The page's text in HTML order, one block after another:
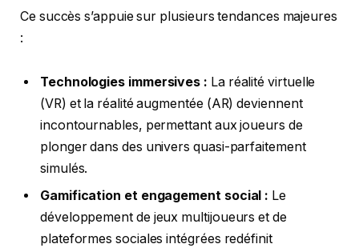
Ce succès s’appuie sur plusieurs tendances majeures
:
Technologies immersives : La réalité virtuelle
(VR) et la réalité augmentée (AR) deviennent
incontournables, permettant aux joueurs de
plonger dans des univers quasi-parfaitement
simulés.
Gamification et engagement social : Le
développement de jeux multijoueurs et de
plateformes sociales intégrées redéfinit